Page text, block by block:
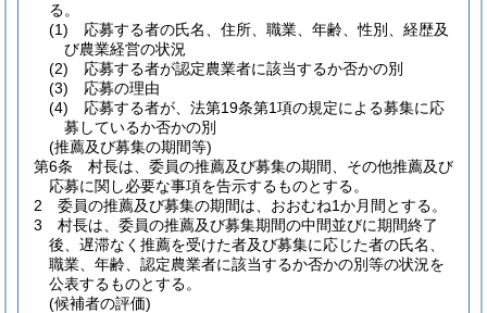
る。
(1)
応募する者の氏名、住所、職業、年齢、性別、経歴及
び農業経営の状況
(2)
応募する者が認定農業者に該当するか否かの別
(3)
応募の理由
(4)
応募する者が、法第19条第1項の規定による募集に応
募しているか否かの別
(推薦及び募集の期間等)
第6条
村長は、委員の推薦及び募集の期間、その他推薦及び
応募に関し必要な事項を告示するものとする。
2
委員の推薦及び募集の期間は、おおむね1か月間とする。
3
村長は、委員の推薦及び募集期間の中間並びに期間終了
後、遅滞なく推薦を受けた者及び募集に応じた者の氏名、
職業、年齢、認定農業者に該当するか否かの別等の状況を
公表するものとする。
(候補者の評価)